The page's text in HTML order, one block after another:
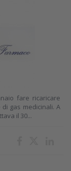
fare ricaricare
gas medicinali. A
il 30...